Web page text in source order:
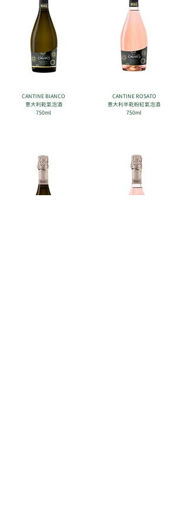
CANTINE BIANCO
意大利乾氣泡酒
750ml
CANTINE ROSATO
意大利半乾粉紅氣泡酒
750ml